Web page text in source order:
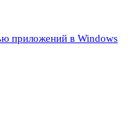
приложений в Windows